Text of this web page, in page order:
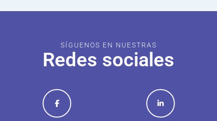
SÍGUENOS EN NUESTRAS
Redes sociales